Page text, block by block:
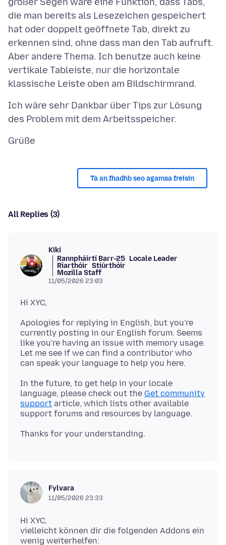
die man bereits als Lesezeichen gespeichert
hat oder doppelt geöffnete Tab, direkt zu
erkennen sind, ohne dass man den Tab aufruft.
Aber andere Thema. Ich benutze auch keine
vertikale Tableiste, nur die horizontale
Ich wäre sehr Dankbar über Tips zur Lösung
Tá an fhadhb seo agamsa freisin
All Replies (3)
Kiki
Rannpháirtí Barr-25 Locale Leader
Riarthóir Stiúrthóir
Mozilla Staff
11/05/2026 23:03
Apologies for replying in English, but you're
currently posting in our English forum. Seems
like you're having an issue with memory usage.
Let me see if we can find a contributor who
In the future, to get help in your locale
language, please check out the Get community
support article, which lists other available
Fylvara
11/05/2026 23:33
Hi XYC,
vielleicht können dir die folgenden Addons ein